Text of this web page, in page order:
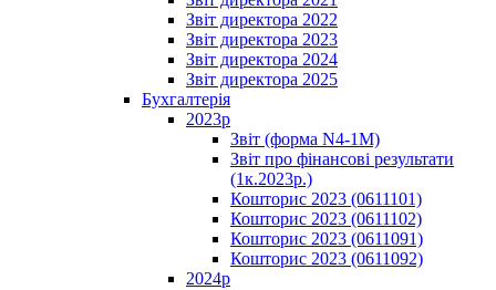
Звіт директора 2022
Звіт директора 2023
Звіт директора 2024
Звіт директора 2025
Бухгалтерія
2023р
Звіт (форма N4-1M)
Звіт про фінансові результати
(1к.2023р.)
Кошторис 2023 (0611101)
Кошторис 2023 (0611102)
Кошторис 2023 (0611091)
Кошторис 2023 (0611092)
2024р